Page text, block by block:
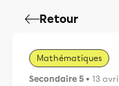
Retour
Mathématiques
Secondaire 5 • 13